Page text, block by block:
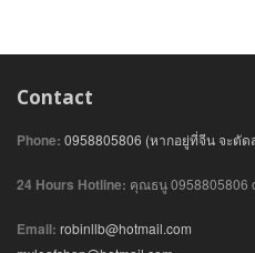
Contact
Phone: 0958805806 (หากอยู่ที่จีน จะตัด
24 Hours Hotline: คุณธนู 0958805806
Email: robinllb@hotmail.com